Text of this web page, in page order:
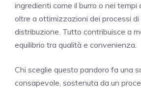
ingredienti come il burro o nei tempi
oltre a ottimizzazioni dei processi di
distribuzione. Tutto contribuisce a
equilibrio tra qualità e convenienza.
Chi sceglie questo pandoro fa una
consapevole, sostenuta da un